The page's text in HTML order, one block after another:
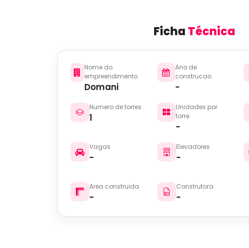
FichaTécnica
Nome do
empreendimento
Domani
Ano de
construcao
-
Numero de torres
1
Unidades por
torre
-
Vagas
-
Elevadores
-
Area construida
-
Construtora
-